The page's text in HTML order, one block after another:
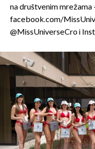
na društvenim mrežama
facebook.com/
@MissUniverseCro i